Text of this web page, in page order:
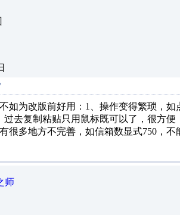
如为改版前好用：1、操作变得繁琐，
过去复制粘贴只用鼠标既可以了，很方
很多地方不完善，如信箱数显式750，
师